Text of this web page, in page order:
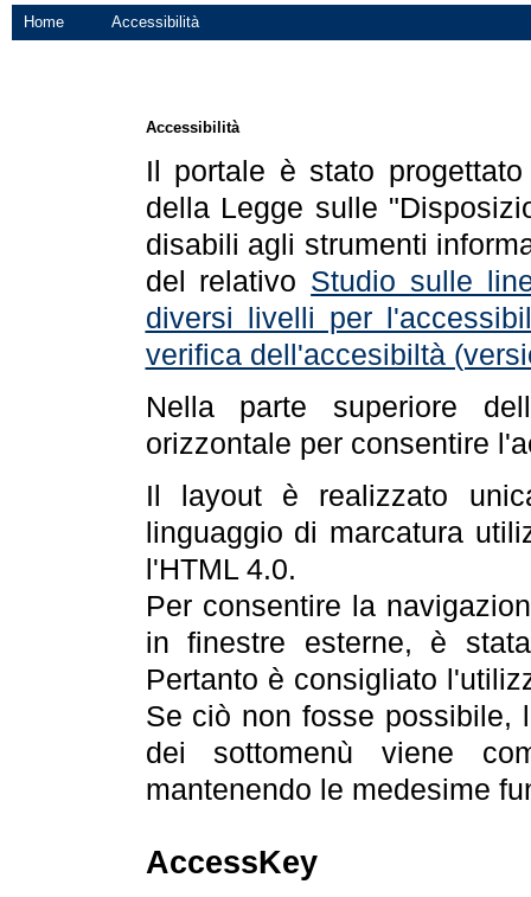
Home Accessibilità
Accessibilità
Il portale è stato
della Legge sulle
disabili agli strumenti
del relativo Studio sulle
diversi livelli per
verifica dell'accesibiltà
Nella parte superiore
orizzontale per consentire
Il layout è realizzato
linguaggio di marcatura
l'HTML 4.0.
Per consentire la
in finestre esterne, è
Pertanto è consigliato
Se ciò non fosse possibile,
dei sottomenù viene
mantenendo le medesime
AccessKey